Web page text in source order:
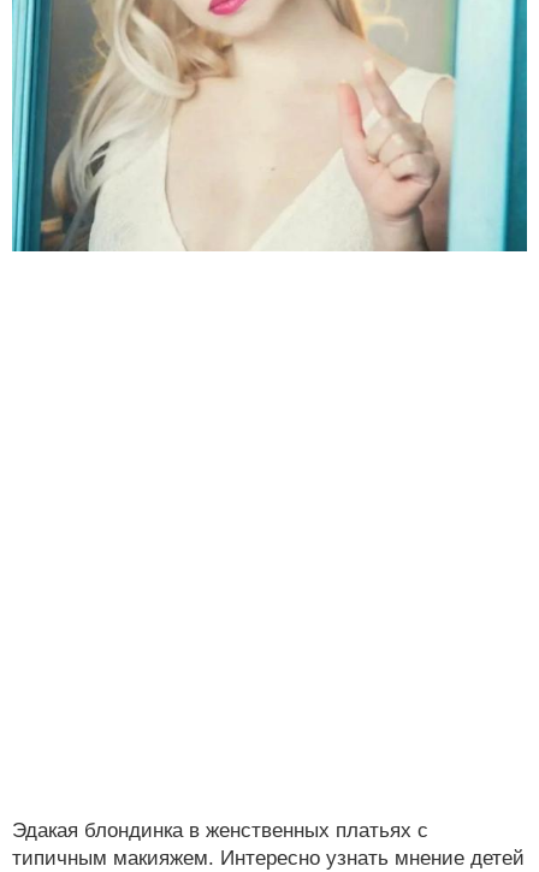
Эдакая блондинка в женственных платьях с
типичным макияжем. Интересно узнать мнение детей